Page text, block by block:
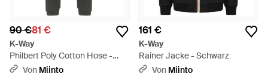
90 €81 €
K-Way
Philbert Poly Cotton Hose -
GrauVon Miinto
161 €
K-Way
Rainer Jacke - Schwarz
Von Miinto